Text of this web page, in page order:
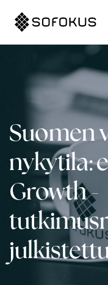
Suomen
nykytila:
Growth -